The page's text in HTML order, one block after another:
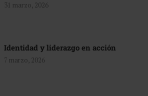
31 marzo, 2026
Identidad y liderazgo en acción
7 marzo, 2026